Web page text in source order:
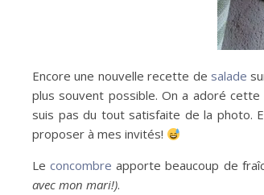
Encore une nouvelle recette de salade
plus souvent possible. On a adoré
suis pas du tout satisfaite de la photo.
proposer à mes invités!
Leconcombre apporte beaucoup de
avec mon mari!).